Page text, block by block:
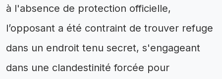
à l'absence de protection officielle,
l’opposant a été contraint de trouver refuge
dans un endroit tenu secret, s'engageant
dans une clandestinité forcée pour